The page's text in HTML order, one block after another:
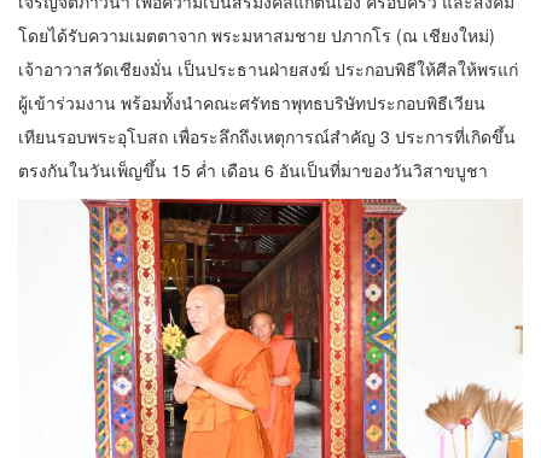
โดยได้รับความเมตตาจาก พระมหาสมชาย ปภากโร (ณ เชียงใหม่)
เจ้าอาวาสวัดเชียงมั่น เป็นประธานฝ่ายสงฆ์ ประกอบพิธีให้ศีลให้พรแก่
ผู้เข้าร่วมงาน พร้อมทั้งนำคณะศรัทธาพุทธบริษัทประกอบพิธีเวียน
เทียนรอบพระอุโบสถ เพื่อระลึกถึงเหตุการณ์สำคัญ 3 ประการที่เกิดขึ้น
ตรงกันในวันเพ็ญขึ้น 15 ค่ำ เดือน 6 อันเป็นที่มาของวันวิสาขบูชา